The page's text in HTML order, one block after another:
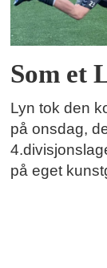
Som et
Lyn tok den
på onsdag,
på eget